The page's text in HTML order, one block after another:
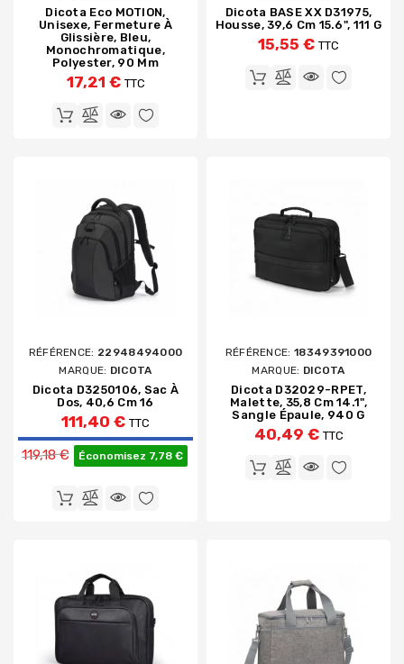
Dicota Eco MOTION,
Unisexe, Fermeture À
Glissière, Bleu,
Monochromatique,
Polyester, 90 Mm
17,21 € TTC
Dicota BASE XX D31975,
Housse, 39,6 Cm 15.6", 111 G
15,55 € TTC
RÉFÉRENCE: 22948494000
MARQUE: DICOTA
Dicota D3250106, Sac À
Dos, 40,6 Cm 16
111,40 € TTC
Prix de base
119,18 € Économisez 7,78 €
RÉFÉRENCE: 18349391000
MARQUE: DICOTA
Dicota D32029-RPET,
Malette, 35,8 Cm 14.1",
Sangle Épaule, 940 G
40,49 € TTC